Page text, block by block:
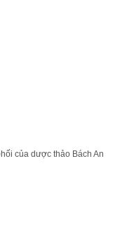
của dược thảo Bách An